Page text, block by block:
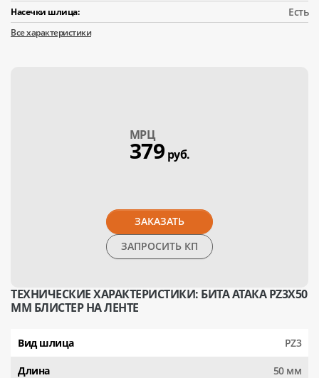
Насечки шлица: Есть
Все характеристики
МPЦ
379 руб.
ЗАКАЗАТЬ
ЗАПРОСИТЬ КП
ТЕХНИЧЕСКИЕ ХАРАКТЕРИСТИКИ: БИТА АТАКА PZ3X50
ММ БЛИСТЕР НА ЛЕНТЕ
Вид шлица PZ3
Длина 50 мм